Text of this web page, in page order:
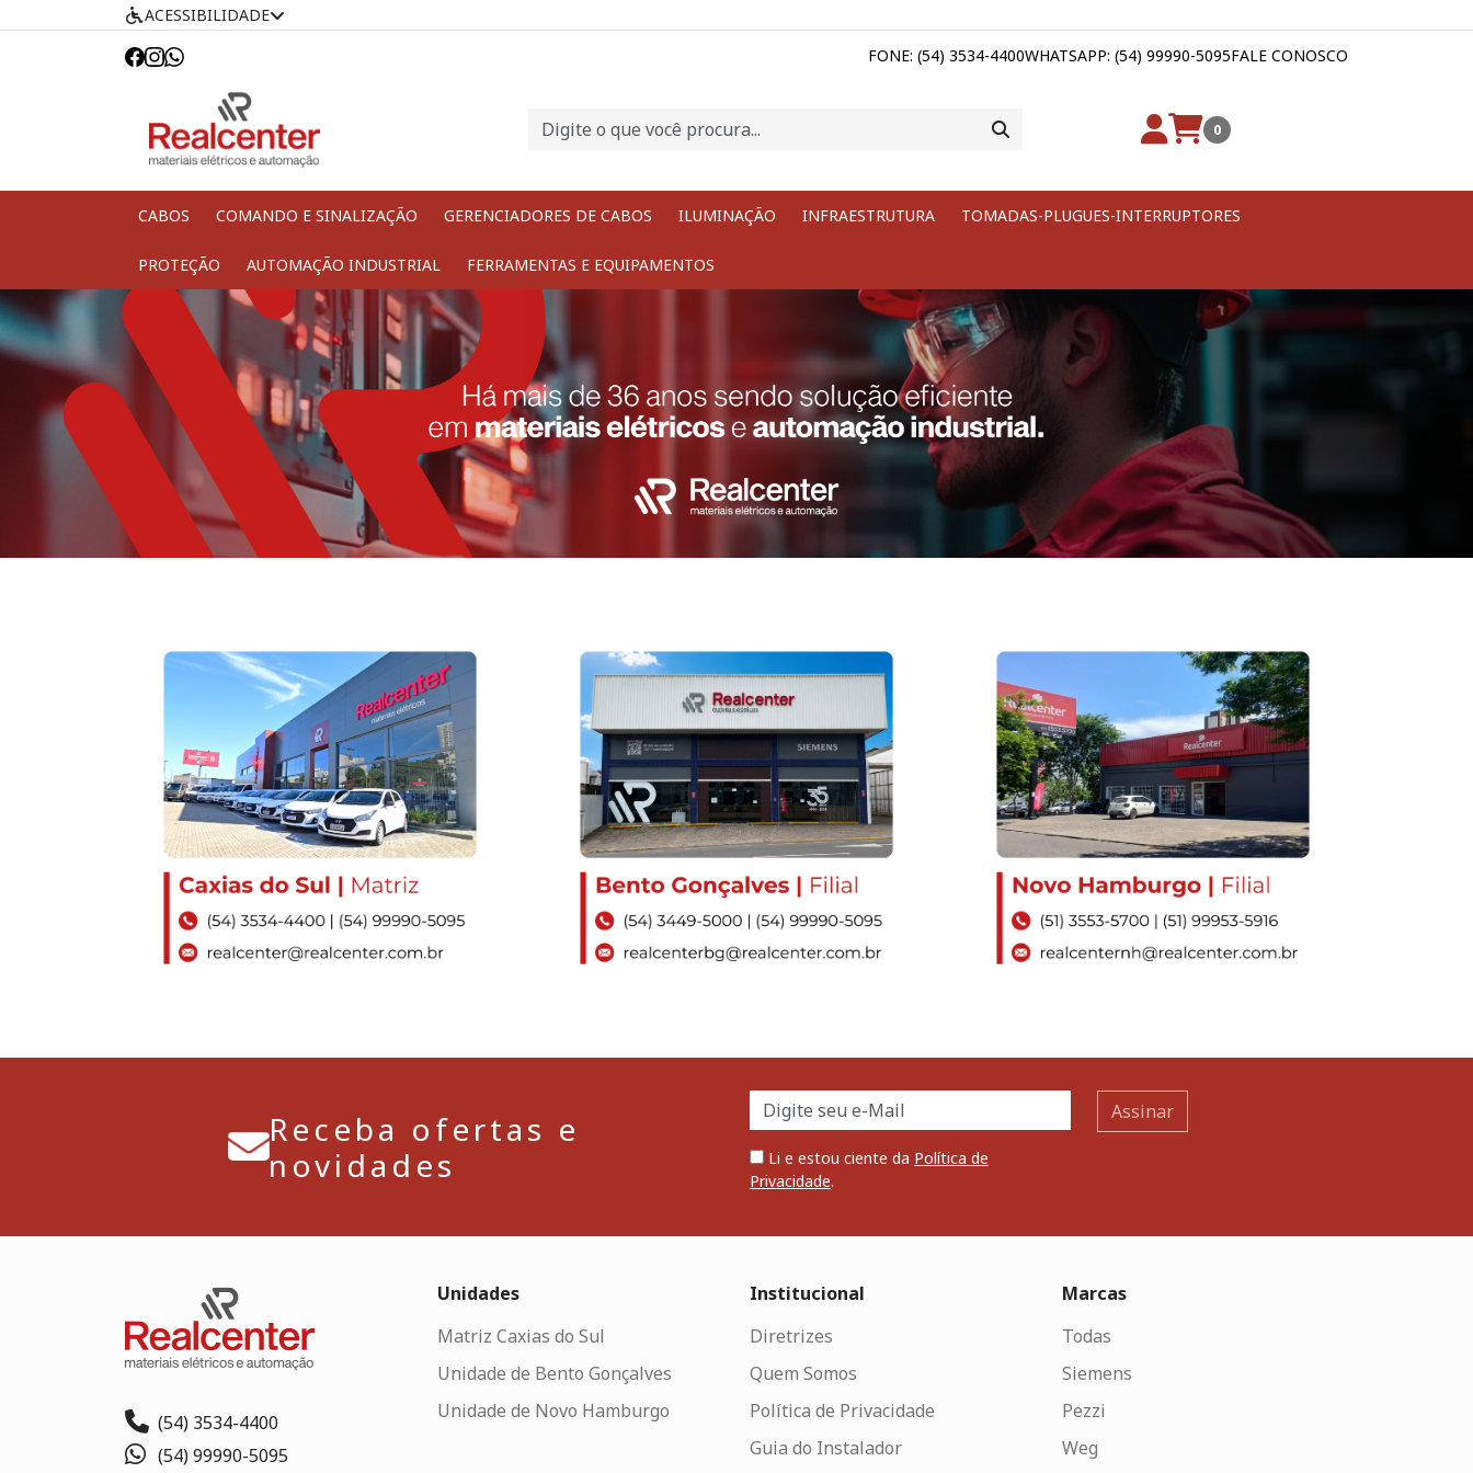
ACESSIBILIDADE
FONE: (54) 3534-4400WHATSAPP: (54) 99990-5095FALE CONOSCO
0
CABOS COMANDO E SINALIZAÇÃO GERENCIADORES DE CABOS ILUMINAÇÃO INFRAESTRUTURA TOMADAS-PLUGUES-INTERRUPTORES
PROTEÇÃO AUTOMAÇÃO INDUSTRIAL FERRAMENTAS E EQUIPAMENTOS
Receba ofertas e
novidades
Li e estou ciente da Política de
Privacidade.
Assinar
(54) 3534-4400
(54) 99990-5095
Unidades
Matriz Caxias do Sul
Unidade de Bento Gonçalves
Unidade de Novo Hamburgo
Institucional
Diretrizes
Quem Somos
Política de Privacidade
Guia do Instalador
Marcas
Todas
Siemens
Pezzi
Weg